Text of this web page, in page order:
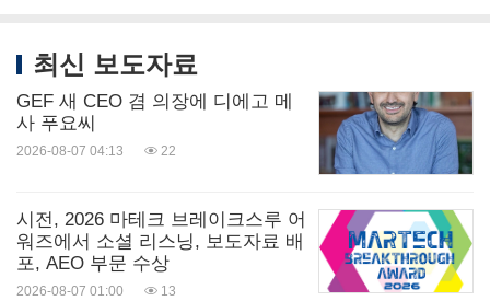
로크웰 오토메이션(Rockwell Automation, Inc.
(NYSE: ROK))은 산업 자동화 및 디지털 트랜스포메
이션 분야의 글로벌 선도기업이다. 로크웰 오토메이
션은 사람들의 상상력과 기술의 잠재력을 연결함으
로써 인간의 가능성을 확대하며, 세상을 더 생산적이
고 지속 가능하도록 만들고 있다. 위스콘신주 밀워키
최신 보도자료
GEF 새 CEO 겸 의장에 디에고 메
사 푸요씨
2026-08-07 04:13 22
시전, 2026 마테크 브레이크스루 어
워즈에서 소셜 리스닝, 보도자료 배
포, AEO 부문 수상
2026-08-07 01:00 13